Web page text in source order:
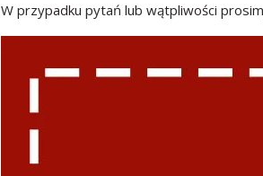
W przypadku pytań lub wątpliwości